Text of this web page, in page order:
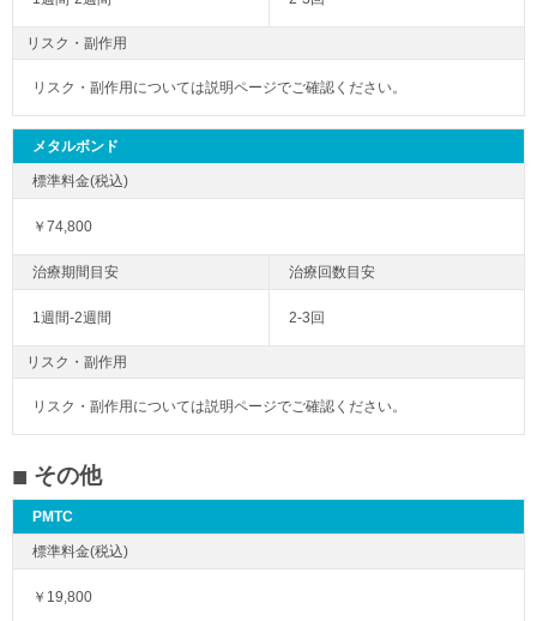
リスク・副作用
リスク・副作用については説明ページでご確認ください。
メタルボンド
￥74,800
1週間-2週間 2-3回
リスク・副作用
リスク・副作用については説明ページでご確認ください。
その他
PMTC
￥19,800